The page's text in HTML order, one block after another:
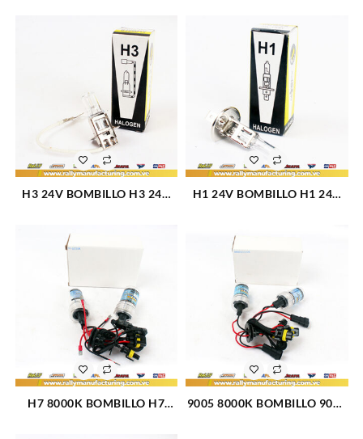
H3 24V BOMBILLO H3 24V
H1 24V BOMBILLO H1 24V
H7 8000K BOMBILLO H7
9005 8000K BOMBILLO 9005